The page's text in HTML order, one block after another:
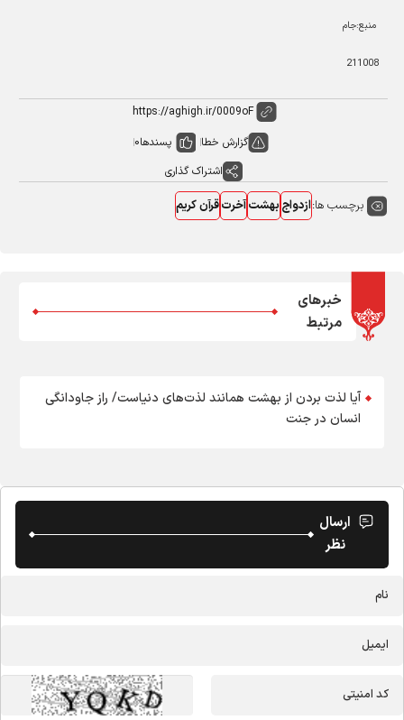
منبع:جام
211008
گزارش خطا پسندها0
اشتراک گذاری
برچسب ها:ازدواجبهشتآخرتقرآن کریم
خبرهای
مرتبط
آیا لذت بردن از بهشت همانند لذت‌های دنیاست/ راز جاودانگی
انسان در جنت
ارسال
نظر